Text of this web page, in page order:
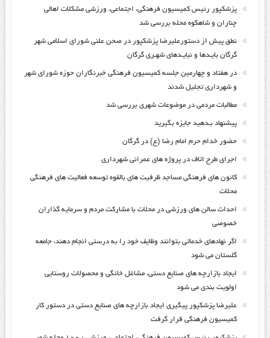
پزشکپور رئیس کمیسیون فرهنگی، اجتماعی، ورزشی مشکلات اهالی
چناران و شاهکوه محله بررسی شد
نطق پیش از دستورعلیرضا پزشکپور در صحن علنی شورای اسلامی شهر
گرگان بایـدها و نبایـدهای شهـری گرگان
در هفتاد و چهارمین جلسه کمیسیون فرهنگی خبرنگاران حوزه شورای شهر
و شهرداری تجلیل شدند
مطالبات مردمی در موضوعات شهری بررسی شد
پیشنهاد بـدهید جایزه بگیرید
حضور خدام حرم امام رضا (ع) در گرگان
اجرای طرح اتاف در پروژه های عمرانی شهرداری
کانون های فرهنگی مساجد ظرفیت های بالقوه توسعه فعالیت های فرهنگی
محلات
احداث سالن های ورزشی در محلات با مشارکت مردم و سرمایه گذاران
خصوصی
اگر نهادهای خدماتی بتوانند وظایف خود را به درستی انجام دهند، جامعه
گلستان می شود
ایجاد بازارچه های صنایع دستی، مشاغل خانگی و محصولات روستایی
اولویت بندی می شود
علیرضا پزشکپور پیگیری ایجاد بازارچه های صنایع دستی در دستور کار
کمیسیون فرهنگی قرار گرفت